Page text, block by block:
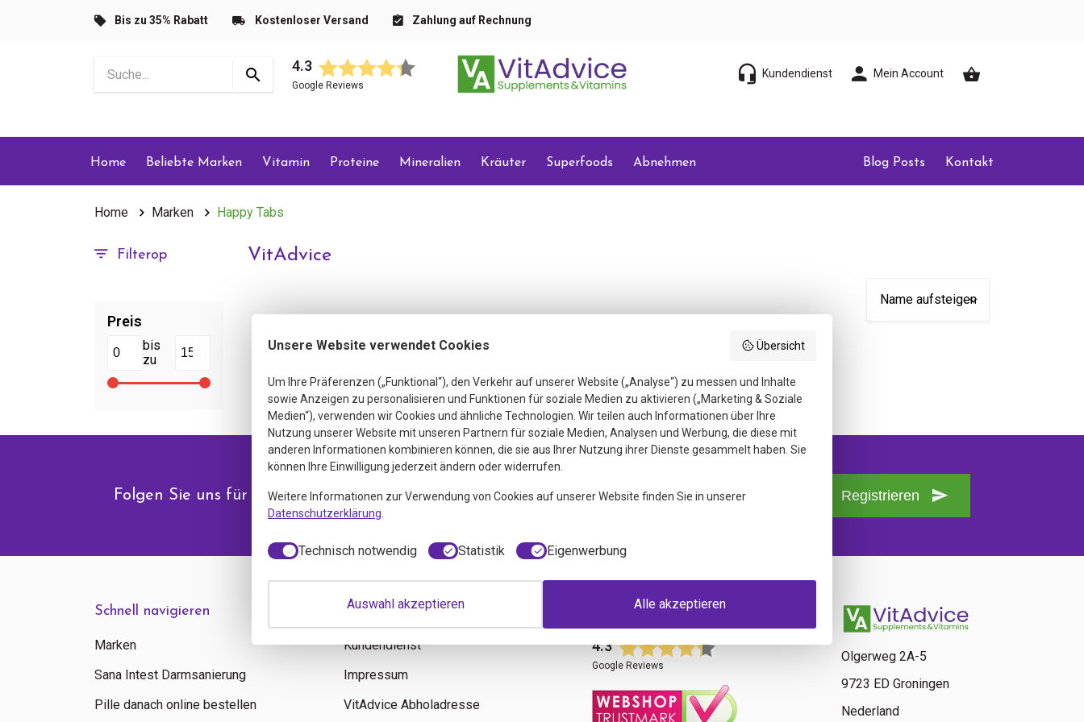
Bis zu 35% Rabatt Kostenloser Versand Zahlung auf Rechnung
4.3
Google Reviews
Kundendienst Mein Account
Home Beliebte Marken Vitamin Proteine Mineralien Kräuter Superfoods Abnehmen Blog Posts Kontakt
Home Marken Happy Tabs
Filterop
Preis
bis
zu
VitAdvice
Folgen Sie uns für Angebote & Neuigkeiten Registrieren
Schnell navigieren
Marken
Sana Intest Darmsanierung
Pille danach online bestellen
Infos
Kundendienst
Impressum
VitAdvice Abholadresse
Bewertungen
4.3
Google Reviews
Olgerweg 2A-5
9723 ED Groningen
Nederland
Unsere Website verwendet Cookies Übersicht
Um Ihre Präferenzen („Funktional“), den Verkehr auf unserer Website („Analyse“) zu messen und Inhalte
sowie Anzeigen zu personalisieren und Funktionen für soziale Medien zu aktivieren („Marketing & Soziale
Medien“), verwenden wir Cookies und ähnliche Technologien. Wir teilen auch Informationen über Ihre
Nutzung unserer Website mit unseren Partnern für soziale Medien, Analysen und Werbung, die diese mit
anderen Informationen kombinieren können, die sie aus Ihrer Nutzung ihrer Dienste gesammelt haben. Sie
können Ihre Einwilligung jederzeit ändern oder widerrufen.
Weitere Informationen zur Verwendung von Cookies auf unserer Website finden Sie in unserer
Datenschutzerklärung
Technisch notwendig Statistik Eigenwerbung
Auswahl akzeptieren Alle akzeptieren